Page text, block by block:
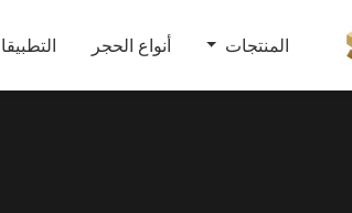
المنتجات أنواع الحجر